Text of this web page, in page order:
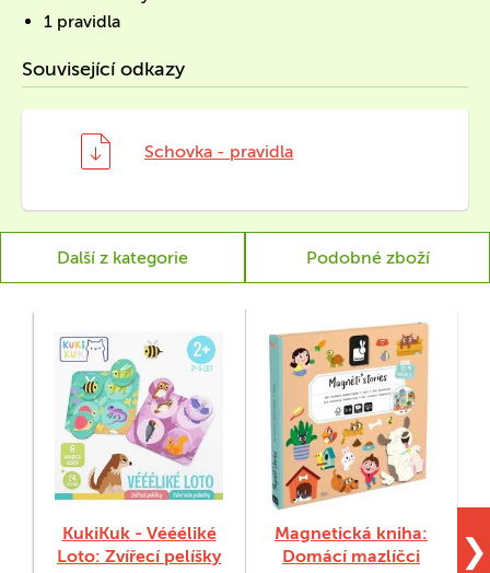
1 pravidla
Související odkazy
Schovka - pravidla
Další z kategorie Podobné zboží
KukiKuk - Véééliké
Loto: Zvířecí pelíšky
Magnetická kniha:
Domácí mazlíčci
❯